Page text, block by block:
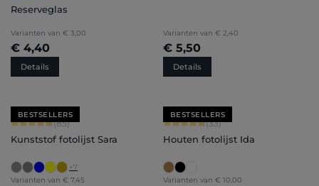
Reserveglas
Varianten van € 3,00
€ 4,40
Details
Varianten van € 2,40
€ 5,50
Details
BESTSELLERS
Gemiddelde waardering van 4.71 van 5 sterren
(85)
Kunststof fotolijst Sara
+7
Varianten van € 7,45
BESTSELLERS
Gemiddelde waardering van 4.79
(33)
Houten fotolijst Ida
Varianten van € 10,00